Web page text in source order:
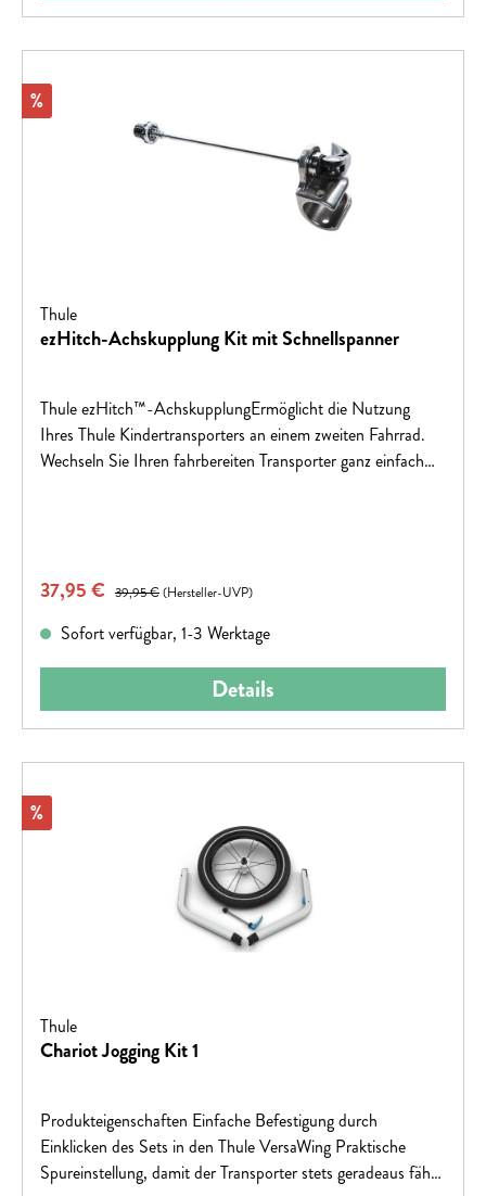
Rabatt
%
Thule
ezHitch-Achskupplung Kit mit Schnellspanner
Thule ezHitch™-AchskupplungErmöglicht die Nutzung
Ihres Thule Kindertransporters an einem zweiten Fahrrad.
Wechseln Sie Ihren fahrbereiten Transporter ganz einfach
Verkaufspreis:
37,95 € Regulärer Preis:
39,95 €(Hersteller-UVP)
Sofort verfügbar, 1-3 Werktage
Details
Rabatt
%
Thule
Chariot Jogging Kit 1
Produkteigenschaften Einfache Befestigung durch
Einklicken des Sets in den Thule VersaWing Praktische
Spureinstellung, damit der Transporter stets geradeaus fährt